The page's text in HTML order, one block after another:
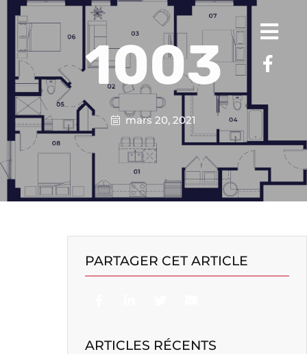
1003
mars 20, 2021
PARTAGER CET ARTICLE
ARTICLES RÉCENTS